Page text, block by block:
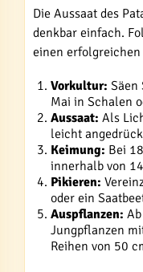
Die Aussaat des
denkbar einfach.
einen erfolgreichen
Vorkultur: Säen
Mai in Schalen
Aussaat: Als
leicht
Keimung: Bei
innerhalb von
Pikieren:
oder ein
Auspflanzen:
Jungpflanzen
Reihen von 50